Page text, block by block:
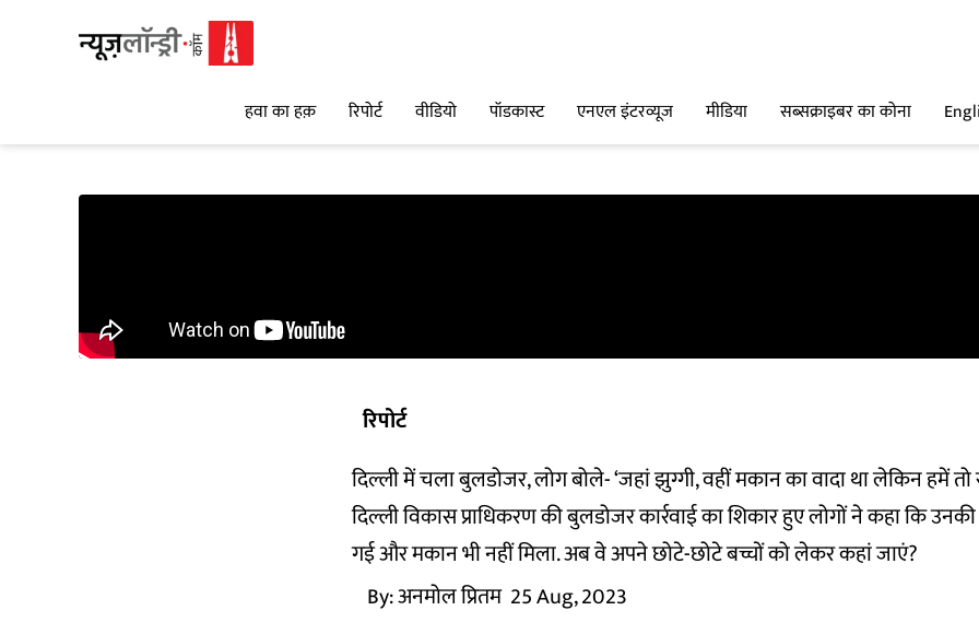
हवा का हक़ रिपोर्ट वीडियो पॉडकास्ट एनएल इंटरव्यूज मीडिया सब्सक्राइबर का कोना
रिपोर्ट
दिल्ली में चला बुलडोजर, लोग बोले- ‘जहां झुग्गी, वहीं मकान का वादा था लेकिन हमें
दिल्ली विकास प्राधिकरण की बुलडोजर कार्रवाई का शिकार हुए लोगों ने कहा कि उनकी
गई और मकान भी नहीं मिला. अब वे अपने छोटे-छोटे बच्चों को लेकर कहां जाएं?
By:अनमोल प्रितम 25 Aug, 2023